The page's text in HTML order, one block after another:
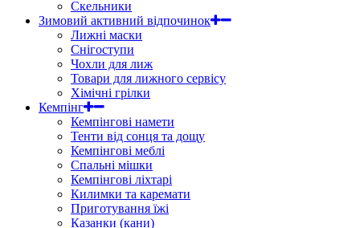
Скельники
Зимовий активний відпочинок
Лижні маски
Снігоступи
Чохли для лиж
Товари для лижного сервісу
Хімічні грілки
Кемпінг
Кемпінгові намети
Тенти від сонця та дощу
Кемпінгові меблі
Спальні мішки
Кемпінгові ліхтарі
Килимки та каремати
Приготування їжі
Казанки (кани)